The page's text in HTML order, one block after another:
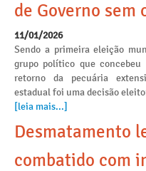
de Governo sem
11/01/2026
Sendo a primeira eleição
grupo político que
retorno da pecuária
estadual foi uma decisão
[leia mais...]
Desmatamento
combatido com